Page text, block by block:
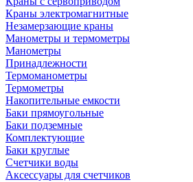
Краны электромагнитные
Незамерзающие краны
Манометры и термометры
Манометры
Принадлежности
Термоманометры
Термометры
Накопительные емкости
Баки прямоугольные
Баки подземные
Комплектующие
Баки круглые
Счетчики воды
Аксессуары для счетчиков